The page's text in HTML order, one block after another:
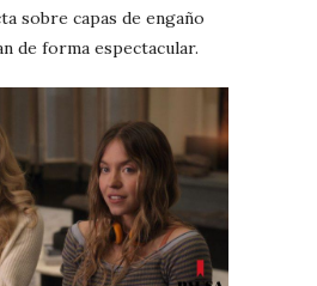
sobre capas de engaño
de forma espectacular.